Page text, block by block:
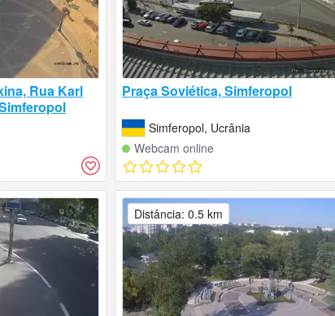
Rua Karl
Praça Soviética, Simferopol
Simferopol, Ucrânia
Webcam online
Distância: 0.5 km